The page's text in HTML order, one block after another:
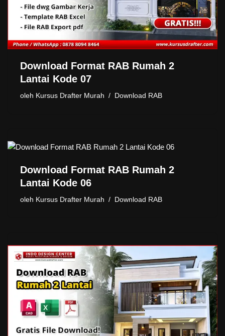
Download Format RAB Rumah 2
Lantai Kode 07
oleh Kursus Drafter Murah Download RAB
Download Format RAB Rumah 2
Lantai Kode 06
oleh Kursus Drafter Murah Download RAB